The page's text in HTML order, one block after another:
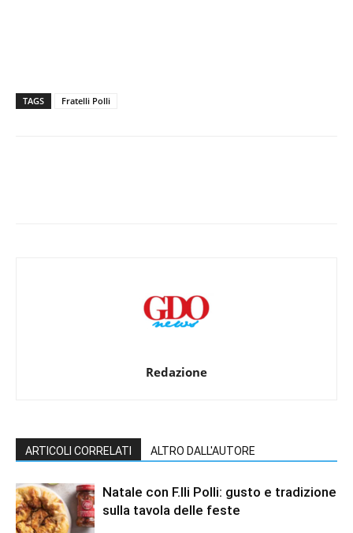
TAGS Fratelli Polli
Redazione
ARTICOLI CORRELATI ALTRO DALL'AUTORE
Natale con F.lli Polli: gusto e tradizione
sulla tavola delle feste